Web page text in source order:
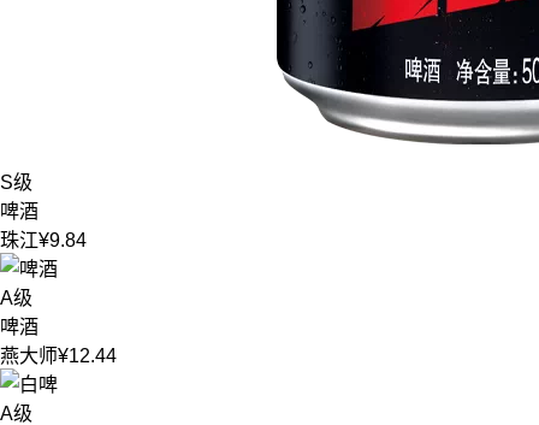
S级
啤酒
珠江¥9.84
A级
啤酒
燕大师¥12.44
A级